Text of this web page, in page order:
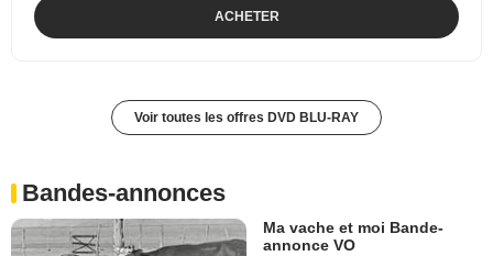
ACHETER
Voir toutes les offres DVD BLU-RAY
Bandes-annonces
Ma vache et moi Bande-
annonce VO